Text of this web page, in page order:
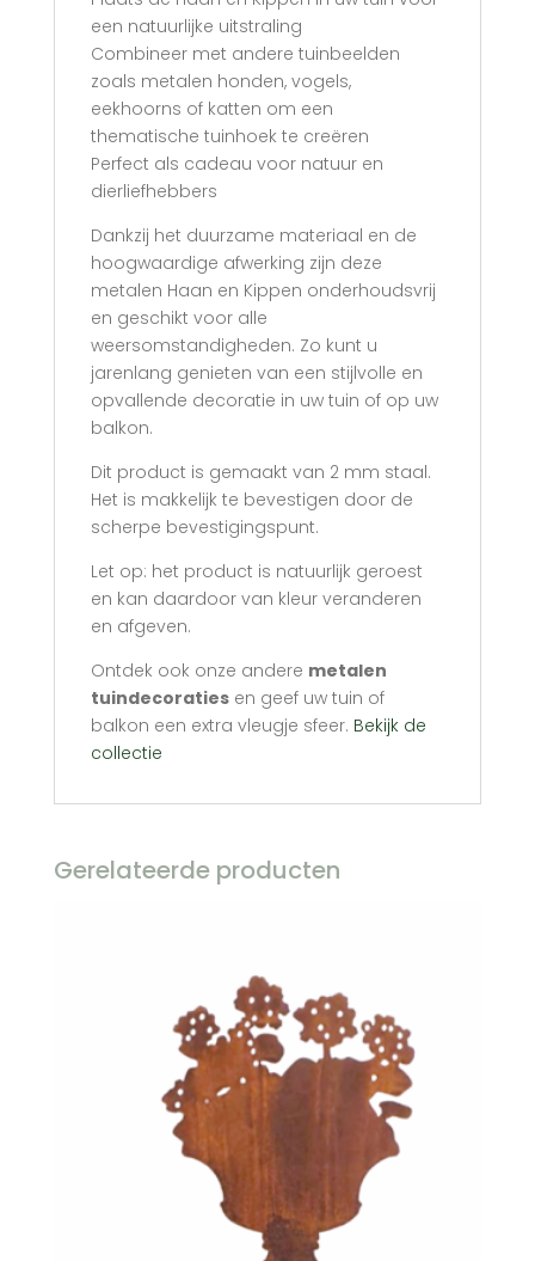
een natuurlijke uitstraling
Combineer met andere tuinbeelden
zoals metalen honden, vogels,
eekhoorns of katten om een
thematische tuinhoek te creëren
Perfect als cadeau voor natuur en
dierliefhebbers
Dankzij het duurzame materiaal en de
hoogwaardige afwerking zijn deze
metalen Haan en Kippen onderhoudsvrij
en geschikt voor alle
weersomstandigheden. Zo kunt u
jarenlang genieten van een stijlvolle en
opvallende decoratie in uw tuin of op uw
balkon.
Dit product is gemaakt van 2 mm staal.
Het is makkelijk te bevestigen door de
scherpe bevestigingspunt.
Let op: het product is natuurlijk geroest
en kan daardoor van kleur veranderen
en afgeven.
Ontdek ook onze andere metalen
tuindecoratiesen geef uw tuin of
balkon een extra vleugje sfeer. Bekijk de
collectie
Gerelateerde producten